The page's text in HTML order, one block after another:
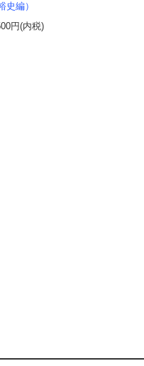
史編）
円(内税)